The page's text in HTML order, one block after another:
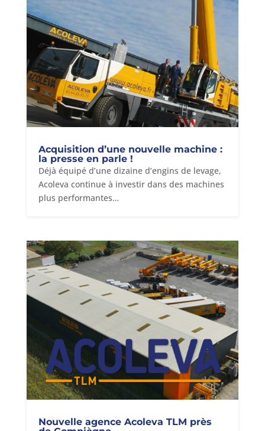
Acquisition d’une nouvelle machine :
la presse en parle !
Déjà équipé d’une dizaine d’engins de levage,
Acoleva continue à investir dans des machines
plus performantes…
Nouvelle agence Acoleva TLM près